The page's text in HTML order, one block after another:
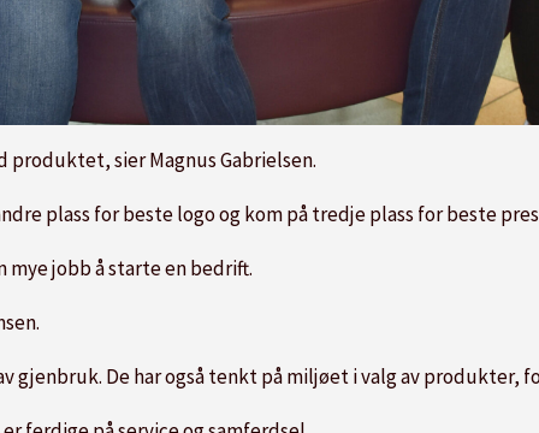
produktet, sier Magnus Gabrielsen.
plass for beste logo og kom på tredje plass for beste
mye jobb å starte en bedrift.
De har også tenkt på miljøet i valg av produkter,